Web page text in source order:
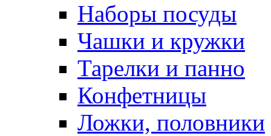
Наборы посуды
Чашки и кружки
Тарелки и панно
Конфетницы
Ложки, половники